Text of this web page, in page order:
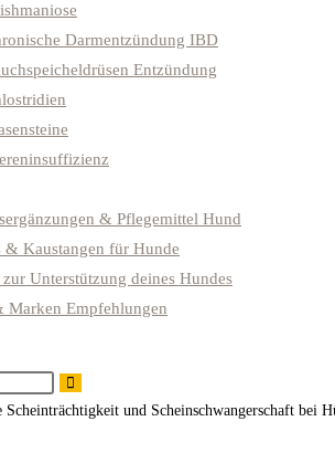
Darmentzündung IBD
Entzündung
& Pflegemittel Hund
& Kaustangen für Hunde
Unterstützung deines Hundes
Marken Empfehlungen